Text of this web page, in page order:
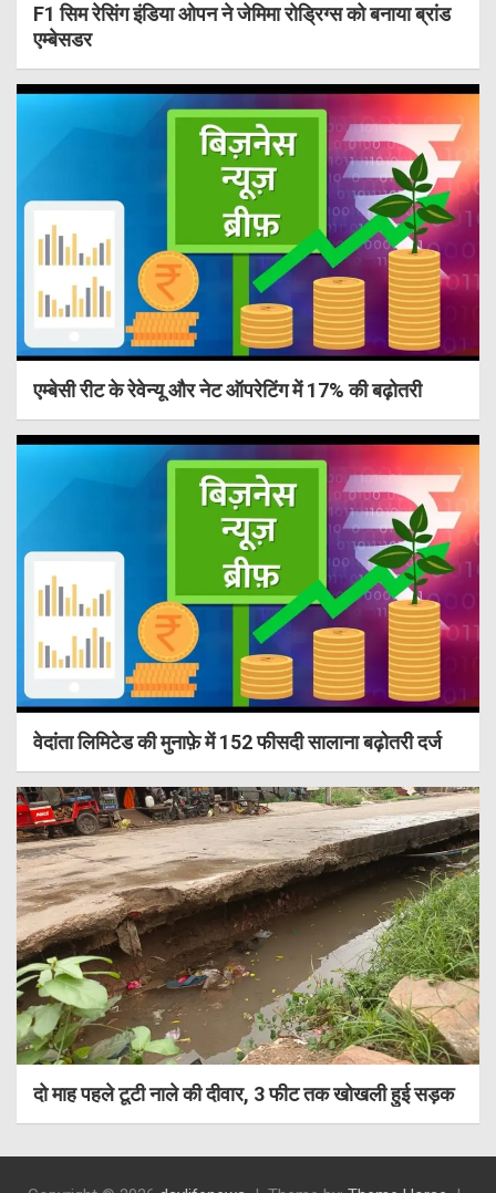
F1 सिम रेसिंग इंडिया ओपन ने जेमिमा रोड्रिग्स को बनाया ब्रांड
एम्बेसडर
एम्बेसी रीट के रेवेन्यू और नेट ऑपरेटिंग में 17% की बढ़ोतरी
वेदांता लिमिटेड की मुनाफ़े में 152 फीसदी सालाना बढ़ोतरी दर्ज
दो माह पहले टूटी नाले की दीवार, 3 फीट तक खोखली हुई सड़क